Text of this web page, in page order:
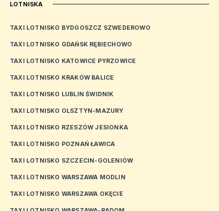
LOTNISKA
TAXI LOTNISKO BYDGOSZCZ SZWEDEROWO
TAXI LOTNISKO GDAŃSK RĘBIECHOWO
TAXI LOTNISKO KATOWICE PYRZOWICE
TAXI LOTNISKO KRAKÓW BALICE
TAXI LOTNISKO LUBLIN ŚWIDNIK
TAXI LOTNISKO OLSZTYN-MAZURY
TAXI LOTNISKO RZESZÓW JESIONKA
TAXI LOTNISKO POZNAŃ ŁAWICA
TAXI LOTNISKO SZCZECIN-GOLENIÓW
TAXI LOTNISKO WARSZAWA MODLIN
TAXI LOTNISKO WARSZAWA OKĘCIE